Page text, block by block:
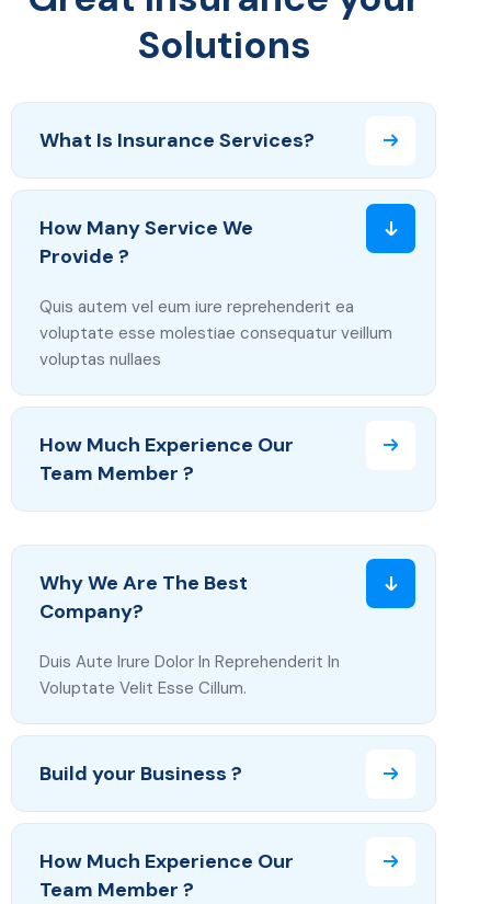
Solutions
What Is Insurance Services?
How Many Service We
Provide ?
Quis autem vel eum iure reprehenderit ea
voluptate esse molestiae consequatur veillum
voluptas nullaes
How Much Experience Our
Team Member ?
Why We Are The Best
Company?
Duis Aute Irure Dolor In Reprehenderit In
Voluptate Velit Esse Cillum.
Build your Business ?
How Much Experience Our
Team Member ?